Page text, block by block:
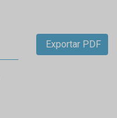
Exportar PDF